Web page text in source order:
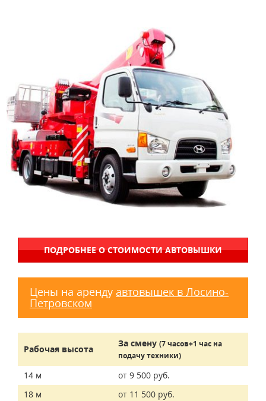
ПОДРОБНЕЕ О СТОИМОСТИ АВТОВЫШКИ
Цены на аренду автовышек в Лосино-
Петровском
Рабочая высота
За смену (7 часов+1 час на
подачу техники)
14 м
от 9 500 руб.
18 м
от 11 500 руб.